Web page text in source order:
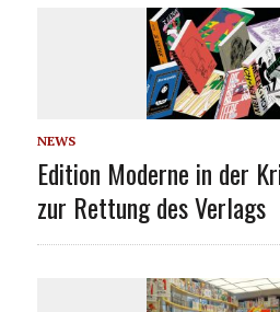
NEWS
Edition Moderne in der
zur Rettung des Verlags